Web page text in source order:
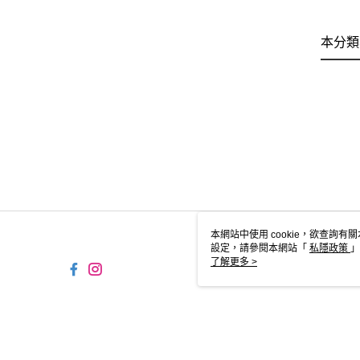
本分
本網站中使用 cookie，欲查詢有
設定，請參閱本網站「 私隱政策
用 cookie。
了解更多 >